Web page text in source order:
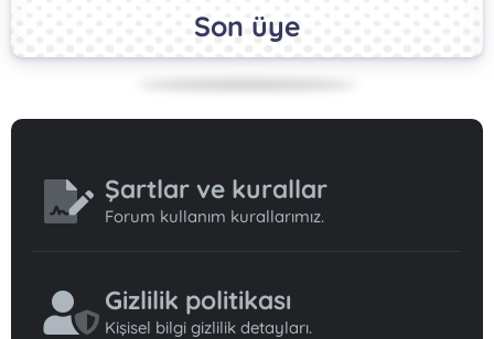
Son üye
Şartlar ve kurallar
Forum kullanım kurallarımız.
Gizlilik politikası
Kişisel bilgi gizlilik detayları.